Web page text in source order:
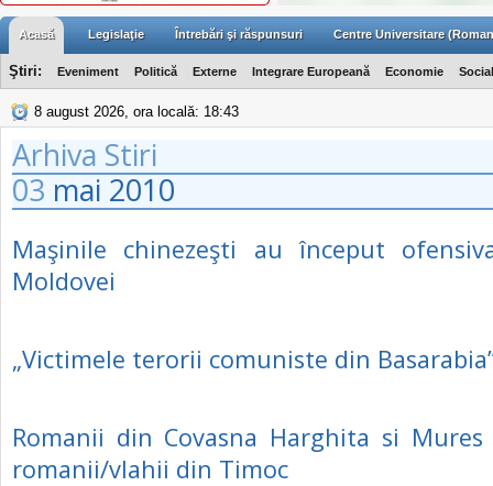
Acasă Legislaţie Întrebări şi răspunsuri Centre Universitare
Ştiri: Eveniment Politică Externe Integrare Europeană Economie Social
8 august 2026, ora locală: 18:43
Arhiva Stiri
03 mai 2010
Maşinile chinezeşti au început
Moldovei
„Victimele terorii comuniste din
Romanii din Covasna Harghita si
romanii/vlahii din Timoc